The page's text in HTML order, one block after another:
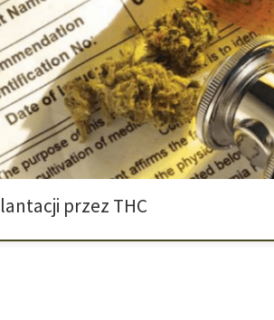
środków ratujących życie, jak i na leczenie,
na zdrowiu. W rzeczywistości istnieją jednak też
się udzielenia środków ratujących życie z powodu
[…]
przez THC